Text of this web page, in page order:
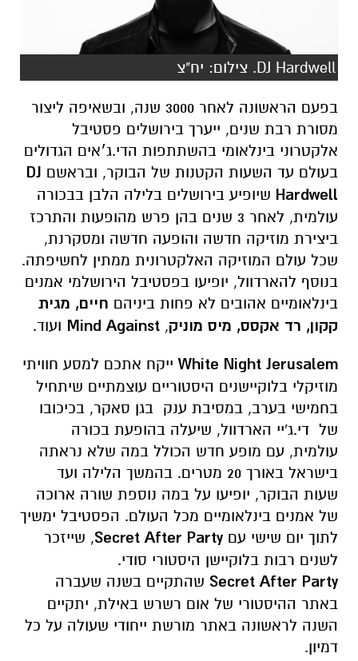
DJ Hardwell. צילום: יח"צ
בפעם הראשונה לאחר 3000 שנה, ובשאיפה ליצור
מסורת רבת שנים, ייערך בירושלים פסטיבל
אלקטרוני בינלאומי בהשתתפות הדי.ג׳אים הגדולים
בעולם עד השעות הקטנות של הבוקר, ובראשם DJ
Hardwell שיופיע בירושלים בלילה הלבן בבכורה
עולמית, לאחר 3 שנים בהן פרש מהופעות והתרכז
ביצירת מוזיקה חדשה והופעה חדשה ומסקרנת,
שכל עולם המוזיקה האלקטרונית ממתין לחשיפתה.
בנוסף להארדוול, יופיעו בפסטיבל הירושלמי אמנים
בינלאומיים אהובים לא פחות ביניהם חיים, מגית
קקון, רד אקסס, מיס מוניק,
Mind Against ועוד.
White Night Jerusalemייקח אתכם למסע חוויתי
מוזיקלי בלוקיישנים היסטוריים עוצמתיים שיתחיל
בחמישי בערב, במסיבת ענק בגן סאקר, בכיכובו
של די.ג'יי הארדוול, שיעלה בהופעת בכורה
עולמית, עם מופע חדש הכולל במה שלא נראתה
בישראל באורך 20 מטרים. בהמשך הלילה ועד
שעות הבוקר, יופיעו על במה נוספת שורה ארוכה
של אמנים בינלאומיים מכל העולם. הפסטיבל ימשיך
לתוך יום שישי עם Secret After Party, שייזכר
לשנים רבות בלוקיישן היסטורי סודי.
Secret After Party שהתקיים בשנה שעברה
באתר ההיסטורי של אום רשרש באילת, יתקיים
השנה לראשונה באתר מורשת ייחודי שעולה על כל
דמיון.